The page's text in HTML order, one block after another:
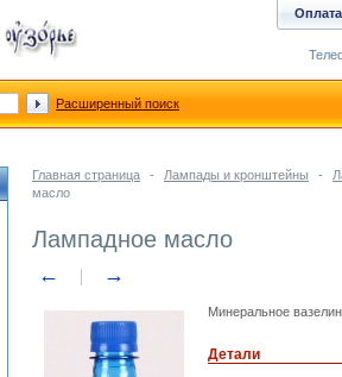
Главная страница - Лампады и кронштейны -
масло
Лампадное масло
← →
Минеральное
Детали
Оплата
Расширенный поиск